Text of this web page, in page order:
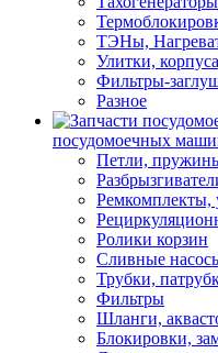
ТЭНы,
Улитки,
Фильтры-
Разное
посудомоечных
Петли,
Ремкомплекты,
Ролики корзин
Сливные
Трубки,
Фильтры
Шланги,
Блокировки,